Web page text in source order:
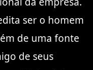
ser o homem
de uma fonte
de seus